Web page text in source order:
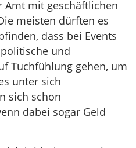
Amt mit geschäftlichen
meisten dürften es
dass bei Events
und
Tuchfühlung gehen, um
unter sich
sich schon
dabei sogar Geld